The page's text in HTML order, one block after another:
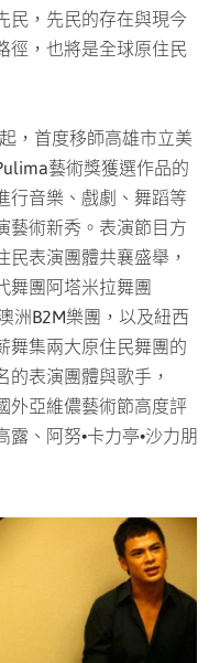
民，先民的存在與現今
徑，也將是全球原住民
，首度移師高雄市立美
藝術獎獲選作品的
行音樂、戲劇、舞蹈等
藝術新秀。表演節目方
民表演團體共襄盛舉，
舞團阿塔米拉舞團
洲B2M樂團，以及紐西
舞集兩大原住民舞團的
的表演團體與歌手，
外亞維儂藝術節高度評
、阿努•卡力亭•沙力朋